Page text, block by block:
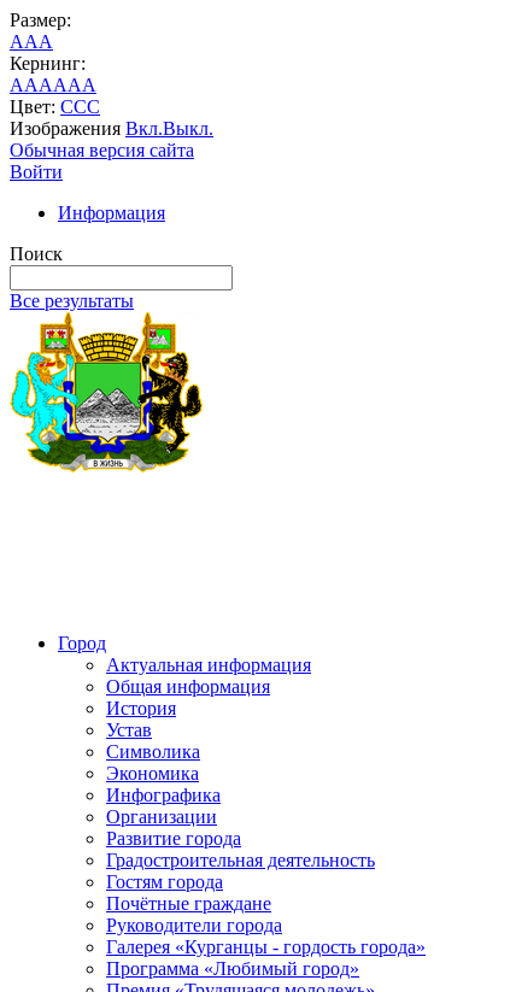
Размер:
AAA
Кернинг:
AAAAAA
Цвет: CCC
Изображения Вкл.Выкл.
Обычная версия сайта
Войти
Информация
Поиск
Все результаты
Город
Актуальная информация
Общая информация
История
Устав
Символика
Экономика
Инфографика
Организации
Развитие города
Градостроительная деятельность
Гостям города
Почётные граждане
Руководители города
Галерея «Курганцы - гордость города»
Программа «Любимый город»